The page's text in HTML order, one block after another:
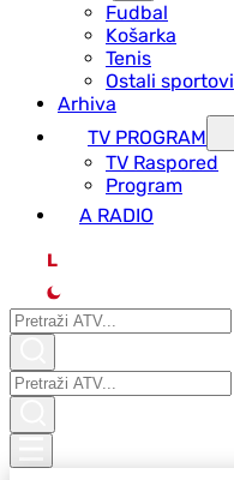
Fudbal
Košarka
Tenis
Ostali sportovi
Arhiva
TV PROGRAM
ТV Raspored
Program
A RADIO
L